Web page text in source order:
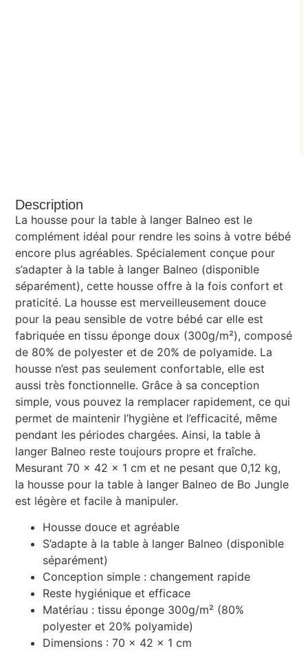
Description
La housse pour la table à langer Balneo est le
complément idéal pour rendre les soins à votre bébé
encore plus agréables. Spécialement conçue pour
s’adapter à la table à langer Balneo (disponible
séparément), cette housse offre à la fois confort et
praticité. La housse est merveilleusement douce
pour la peau sensible de votre bébé car elle est
fabriquée en tissu éponge doux (300g/m²), composé
de 80% de polyester et de 20% de polyamide. La
housse n’est pas seulement confortable, elle est
aussi très fonctionnelle. Grâce à sa conception
simple, vous pouvez la remplacer rapidement, ce qui
permet de maintenir l’hygiène et l’efficacité, même
pendant les périodes chargées. Ainsi, la table à
langer Balneo reste toujours propre et fraîche.
Mesurant 70 x 42 x 1 cm et ne pesant que 0,12 kg,
la housse pour la table à langer Balneo de Bo Jungle
est légère et facile à manipuler.
Housse douce et agréable
S’adapte à la table à langer Balneo (disponible
séparément)
Conception simple : changement rapide
Reste hygiénique et efficace
Matériau : tissu éponge 300g/m² (80%
polyester et 20% polyamide)
Dimensions : 70 x 42 x 1 cm